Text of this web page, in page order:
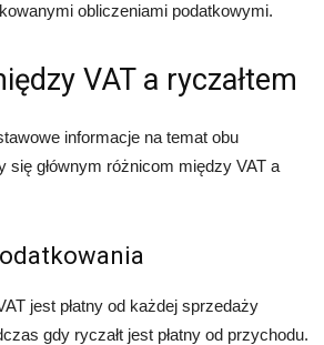
obliczeniami podatkowymi.
VAT a ryczałtem
informacje na temat obu
głównym różnicom między VAT a
jest płatny od każdej sprzedaży
gdy ryczałt jest płatny od przychodu.